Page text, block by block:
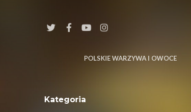
POLSKIE WARZYWA I OWOCE
Kategoria